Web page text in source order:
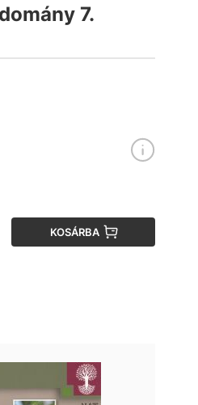
7.
KOSÁRBA